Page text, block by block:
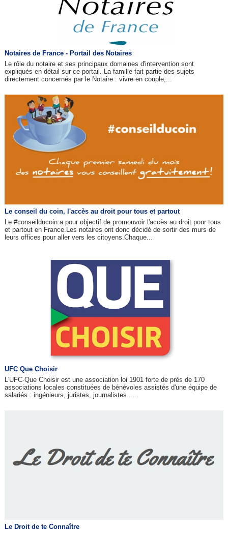
Notaires de France - Portail des Notaires
Le rôle du notaire et ses principaux domaines d'intervention sont
expliqués en détail sur ce portail. La famille fait partie des sujets
directement concernés par le Notaire : vivre en couple,...
Le conseil du coin, l'accès au droit pour tous et partout
Le #conseilducoin a pour objectif de promouvoir l'accès au droit pour tous
et partout en France.Les notaires ont donc décidé de sortir des murs de
leurs offices pour aller vers les citoyens.Chaque...
UFC Que Choisir
L'UFC-Que Choisir est une association loi 1901 forte de près de 170
associations locales constituées de bénévoles assistés d'une équipe de
salariés : ingénieurs, juristes, journalistes......
Le Droit de te Connaître